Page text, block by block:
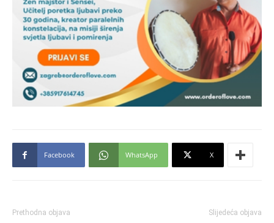
Facebook WhatsApp X
Prethodna objava Slijedeća objava